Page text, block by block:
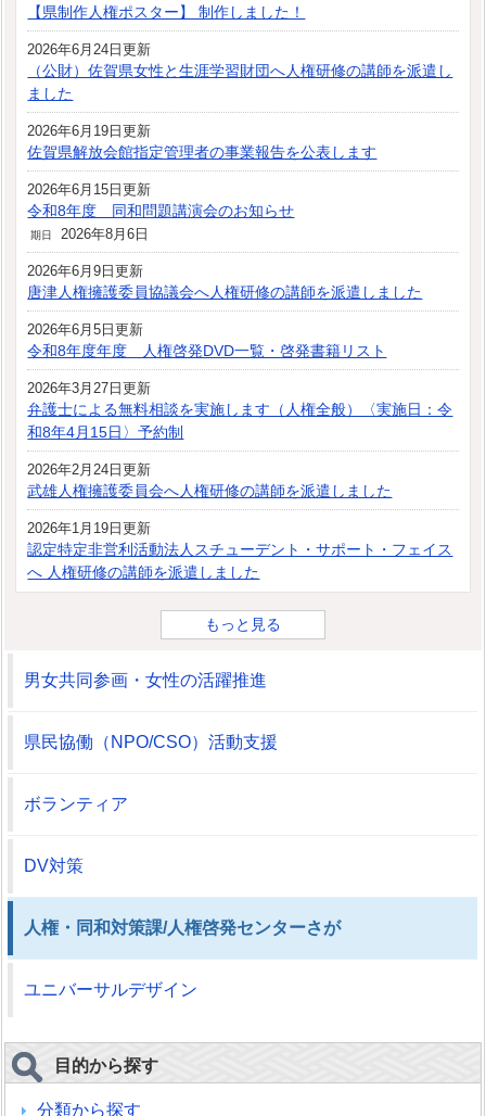
【県制作人権ポスター】 制作しました！
2026年6月24日更新
（公財）佐賀県女性と生涯学習財団へ人権研修の講師を派遣し
ました
2026年6月19日更新
佐賀県解放会館指定管理者の事業報告を公表します
2026年6月15日更新
令和8年度 同和問題講演会のお知らせ
期日 2026年8月6日
2026年6月9日更新
唐津人権擁護委員協議会へ人権研修の講師を派遣しました
2026年6月5日更新
令和8年度年度 人権啓発DVD一覧・啓発書籍リスト
2026年3月27日更新
弁護士による無料相談を実施します（人権全般）〈実施日：令
和8年4月15日〉予約制
2026年2月24日更新
武雄人権擁護委員会へ人権研修の講師を派遣しました
2026年1月19日更新
認定特定非営利活動法人スチューデント・サポート・フェイス
へ 人権研修の講師を派遣しました
もっと見る
男女共同参画・女性の活躍推進
県民協働（NPO/CSO）活動支援
ボランティア
DV対策
人権・同和対策課/人権啓発センターさが
ユニバーサルデザイン
目的から探す
分類から探す